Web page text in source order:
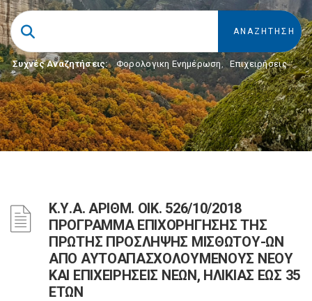
Συχνές Αναζητήσεις: Φορολογικη Ενημέρωση, Επιχειρήσεις
Κ.Υ.Α. ΑΡΙΘΜ. ΟΙΚ. 526/10/2018
ΠΡΟΓΡΑΜΜΑ ΕΠΙΧΟΡΗΓΗΣΗΣ ΤΗΣ
ΠΡΩΤΗΣ ΠΡΟΣΛΗΨΗΣ ΜΙΣΘΩΤΟΥ-ΩΝ
ΑΠΟ ΑΥΤΟΑΠΑΣΧΟΛΟΥΜΕΝΟΥΣ ΝΕΟΥ
ΚΑΙ ΕΠΙΧΕΙΡΗΣΕΙΣ ΝΕΩΝ, ΗΛΙΚΙΑΣ ΕΩΣ 35
ΕΤΩΝ